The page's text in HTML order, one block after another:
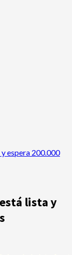
espera 200.000
lista y